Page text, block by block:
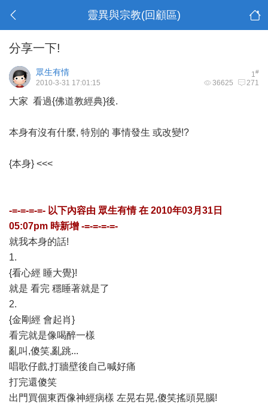
靈異與宗教(回顧區)
分享一下!
1#
眾生有情
36625 271
2010-3-31 17:01:15
大家 看過{佛道教經典}後.
本身有沒有什麼, 特別的 事情發生 或改變!?
{本身} <<<
-=-=-=-=- 以下內容由 眾生有情在 2010年03月31日
05:07pm 時新增 -=-=-=-=-
就我本身的話!
1.
{看心經 睡大覺}!
就是 看完 穩睡著就是了
2.
{金剛經 會起肖}
看完就是像喝醉一樣
亂叫,傻笑,亂跳...
唱歌仔戲,打牆壁後自己喊好痛
打完還傻笑
出門買個東西像神經病樣 左晃右晃,傻笑搖頭晃腦!